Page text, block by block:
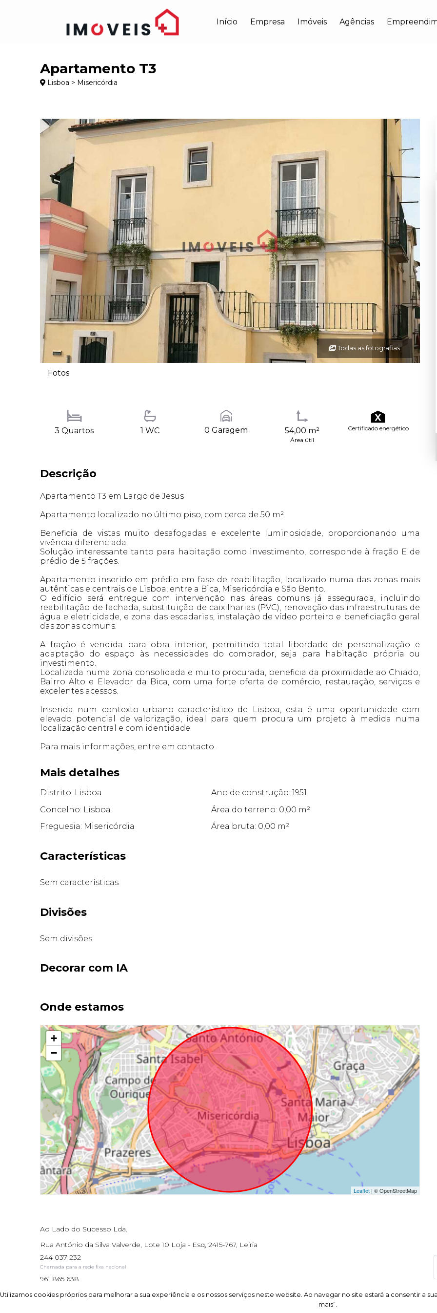
Utilizamos cookies próprios para melhorar a sua experiência e os nossos serviços neste website. Ao navegar no site estará a consentir a
mais”.
Início Empresa Imóveis Agências
Apartamento T3
Lisboa > Misericórdia
Todas as fotografias
Fotos
3 Quartos 1 WC 0 Garagem 54,00 m²
Área útil
Certificado energético
Descrição
Apartamento T3 em Largo de Jesus
Apartamento localizado no último piso, com cerca de 50 m².
Beneficia de vistas muito desafogadas e excelente luminosidade, proporcionando uma
vivência diferenciada.
Solução interessante tanto para habitação como investimento, corresponde à fração E de
prédio de 5 frações.
Apartamento inserido em prédio em fase de reabilitação, localizado numa das zonas mais
autênticas e centrais de Lisboa, entre a Bica, Misericórdia e São Bento.
O edifício será entregue com intervenção nas áreas comuns já assegurada, incluindo
reabilitação de fachada, substituição de caixilharias (PVC), renovação das infraestruturas de
água e eletricidade, e zona das escadarias, instalação de vídeo porteiro e beneficiação geral
das zonas comuns.
A fração é vendida para obra interior, permitindo total liberdade de personalização e
adaptação do espaço às necessidades do comprador, seja para habitação própria ou
investimento.
Localizada numa zona consolidada e muito procurada, beneficia da proximidade ao Chiado,
Bairro Alto e Elevador da Bica, com uma forte oferta de comércio, restauração, serviços e
excelentes acessos.
Inserida num contexto urbano característico de Lisboa, esta é uma oportunidade com
elevado potencial de valorização, ideal para quem procura um projeto à medida numa
localização central e com identidade.
Para mais informações, entre em contacto.
Mais detalhes
Distrito: Lisboa
Ano de construção: 1951
Concelho: Lisboa
Área do terreno: 0,00 m²
Freguesia: Misericórdia
Área bruta: 0,00 m²
Características
Sem características
Divisões
Sem divisões
Decorar com IA
Onde estamos
+
−
Leaflet| © OpenStreetMap
Ao Lado do Sucesso Lda.
Rua António da Silva Valverde, Lote 10 Loja - Esq, 2415-767, Leiria
244 037 232
Chamada para a rede fixa nacional
961 865 638
Utilizamos cookies próprios para melhorar a sua experiência e os nossos serviços neste website. Ao navegar no site estará a consentir a
mais”.